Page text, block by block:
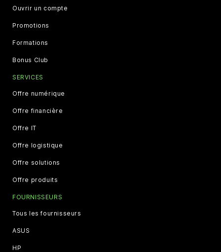
Ouvrir un compte
Promotions
Formations
Bonus Club
SERVICES
Offre numérique
Offre financière
Offre IT
Offre logistique
Offre solutions
Offre produits
FOURNISSEURS
Tous les fournisseurs
ASUS
HP